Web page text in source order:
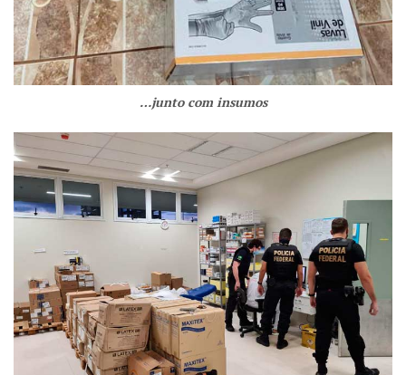
…junto com insumos